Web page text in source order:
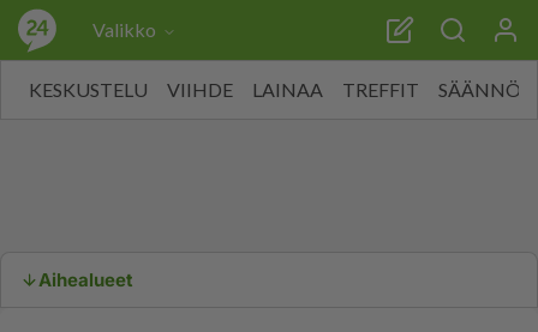
Valikko
KESKUSTELU VIIHDE LAINAA TREFFIT SÄÄNNÖT
Aihealueet